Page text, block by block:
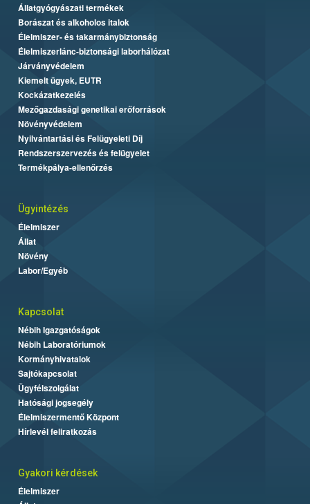
Állatgyógyászati termékek
Borászat és alkoholos italok
Élelmiszer- és takarmánybiztonság
Élelmiszerlánc-biztonsági laborhálózat
Járványvédelem
Kiemelt ügyek, EUTR
Kockázatkezelés
Mezőgazdasági genetikai erőforrások
Növényvédelem
Nyilvántartási és Felügyeleti Díj
Rendszerszervezés és felügyelet
Termékpálya-ellenőrzés
Ügyintézés
Élelmiszer
Állat
Növény
Labor/Egyéb
Kapcsolat
Nébih Igazgatóságok
Nébih Laboratóriumok
Kormányhivatalok
Sajtókapcsolat
Ügyfélszolgálat
Hatósági jogsegély
Élelmiszermentő Központ
Hírlevél feliratkozás
Gyakori kérdések
Élelmiszer